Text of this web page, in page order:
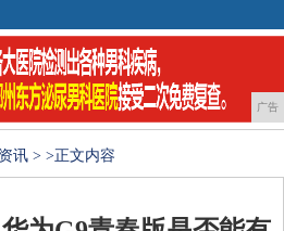
广告
资讯 > >正文内容